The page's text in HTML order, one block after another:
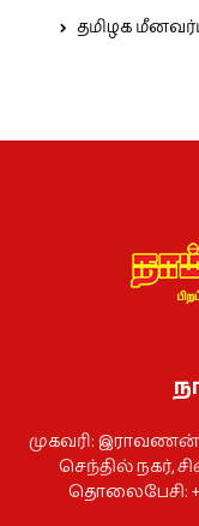
தமிழக
முகவரி: இராவணன்
செந்தில் நகர்,
தொலைபேசி: